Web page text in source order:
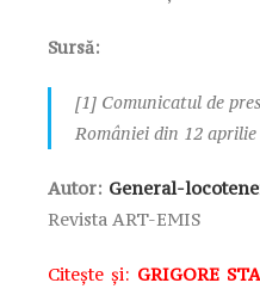
Sursă:
[1] Comunicatul de
României din 12 aprilie
Autor: General-
Revista ART-EMIS
Citește și: GRIGORE